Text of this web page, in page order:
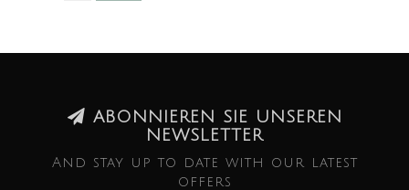
ABONNIEREN SIE UNSEREN
NEWSLETTER
And stay up to date with our latest
offers